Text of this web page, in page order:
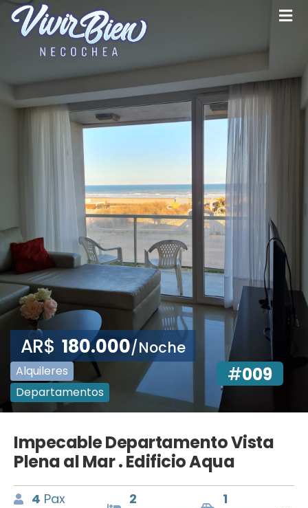
AR$ 180.000/Noche
Alquileres
Departamentos
#009
Impecable Departamento Vista
Plena al Mar . Edificio Aqua
4 Pax
2
1